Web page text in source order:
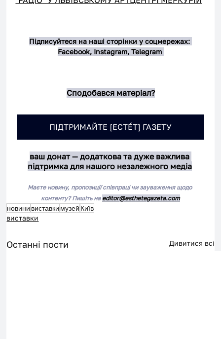
Підписуйтеся на наші сторінки у соцмережах:
Facebook, Instagram, Telegram
Сподобався матеріал?
ПІДТРИМАЙТЕ [ЕСТÉТ] ГАЗЕТУ
ваш донат — додаткова та дуже важлива
підтримка для нашого незалежного медіа
Маєте новину, пропозиції співпраці чи зауваження щодо
контенту? Пишіть на editor@esthetegazeta.com
новини виставки музей Київ
виставки
Останні пости Дивитися всі